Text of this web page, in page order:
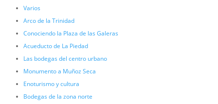
Varios
Arco de la Trinidad
Conociendo la Plaza de las Galeras
Acueducto de La Piedad
Las bodegas del centro urbano
Monumento a Muñoz Seca
Enoturismo y cultura
Bodegas de la zona norte